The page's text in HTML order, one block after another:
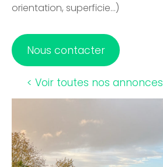
orientation, superficie…)
Nous contacter
< Voir toutes nos annonces